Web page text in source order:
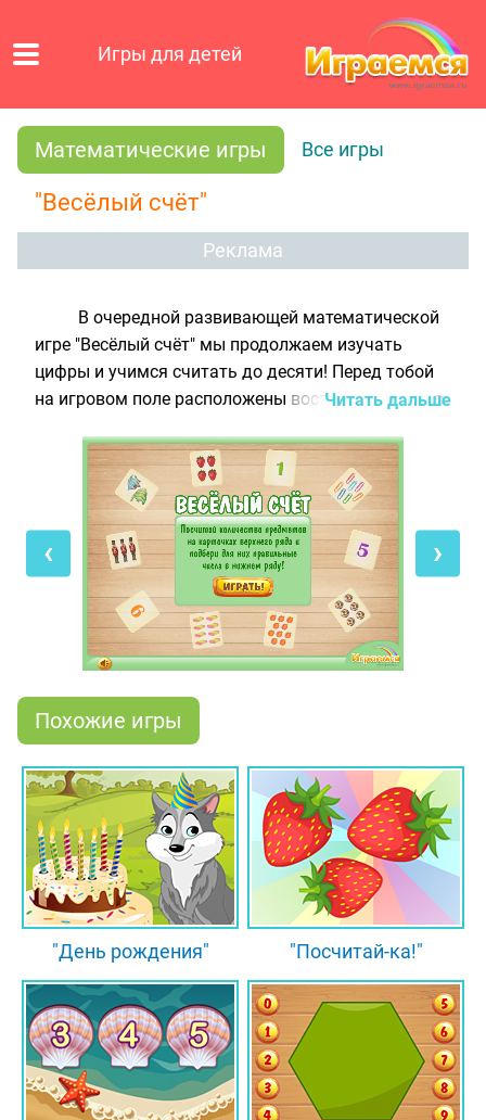
Игры для детей
Математические игры Все игры
"Весёлый счёт"
Реклама
В очередной развивающей математической
игре "Весёлый счёт" мы продолжаем изучать
цифры и учимся считать до десяти! Перед тобой
на игровом поле расположены восемь карточек в
различные предметы, а на нижних - цифры. Для
каждой карточки из верхнего ряда тебе
необходимо подобрать число, соответствующее
количеству нарисованных на ней предметов.
Конечно же, чтобы сделать правильный выбор,
сначала нужно посчитать предметы на карточках.
Если у тебя возникнут трудности, составляй пары,
начиная с хорошо известных тебе цифр:
правильно выбранные карточки будут исчезать с
игрового поля, и пройти игру будет легче!
Читать дальше
‹ ›
Похожие игры
"День рождения" "Посчитай-ка!"